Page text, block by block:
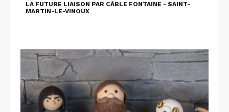
LA FUTURE LIAISON PAR CÂBLE FONTAINE - SAINT-
MARTIN-LE-VINOUX